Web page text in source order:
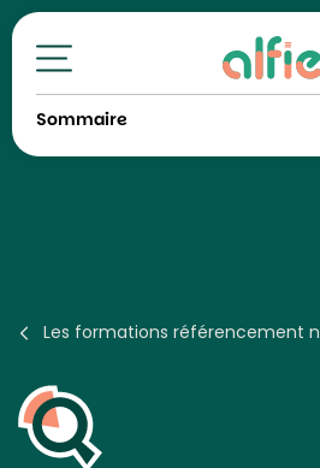
Toutes nos formations
Sommaire
Les formations référencement